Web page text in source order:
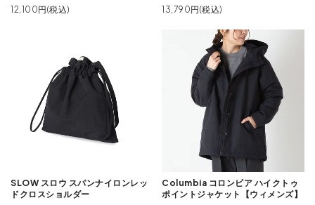
12,100円(税込)
13,790円(税込)
SLOW スロウ スパンナイロンレッ
ドクロスショルダー
Columbia コロンビア ハイクトゥ
ポイントジャケット【ウィメンズ】